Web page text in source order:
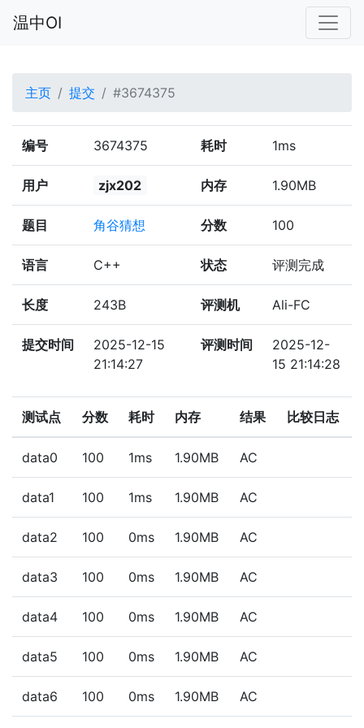
温中OI
主页 提交 #3674375
编号 3674375 耗时 1ms
用户 zjx202 内存 1.90MB
题目 角谷猜想 分数 100
语言 C++ 状态 评测完成
长度 243B 评测机 Ali-FC
提交时间
2025-12-15
21:14:27
评测时间
2025-12-
15 21:14:28
测试点 分数 耗时 内存 结果 比较日志
data0 100 1ms 1.90MB AC
data1 100 1ms 1.90MB AC
data2 100 0ms 1.90MB AC
data3 100 0ms 1.90MB AC
data4 100 0ms 1.90MB AC
data5 100 0ms 1.90MB AC
data6 100 0ms 1.90MB AC